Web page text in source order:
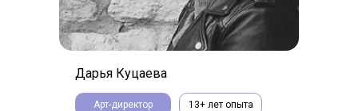
13+ лет опыта
Арт-директор
Дарья Куцаева